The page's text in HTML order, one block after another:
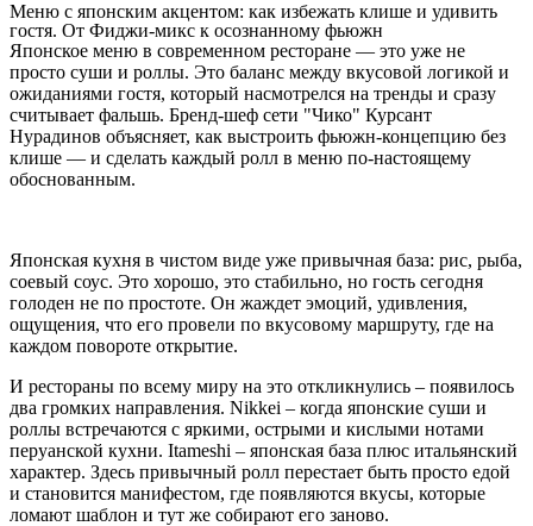
Меню с японским акцентом: как избежать клише и удивить
гостя. От Фиджи-микс к осознанному фьюжн
Японское меню в современном ресторане — это уже не
просто суши и роллы. Это баланс между вкусовой логикой и
ожиданиями гостя, который насмотрелся на тренды и сразу
считывает фальшь. Бренд-шеф сети "Чико" Курсант
Нурадинов объясняет, как выстроить фьюжн-концепцию без
клише — и сделать каждый ролл в меню по-настоящему
обоснованным.
Японская кухня в чистом виде уже привычная база: рис, рыба,
соевый соус. Это хорошо, это стабильно, но гость сегодня
голоден не по простоте. Он жаждет эмоций, удивления,
ощущения, что его провели по вкусовому маршруту, где на
каждом повороте открытие.
И рестораны по всему миру на это откликнулись – появилось
два громких направления. Nikkei – когда японские суши и
роллы встречаются с яркими, острыми и кислыми нотами
перуанской кухни. Itameshi – японская база плюс итальянский
характер. Здесь привычный ролл перестает быть просто едой
и становится манифестом, где появляются вкусы, которые
ломают шаблон и тут же собирают его заново.